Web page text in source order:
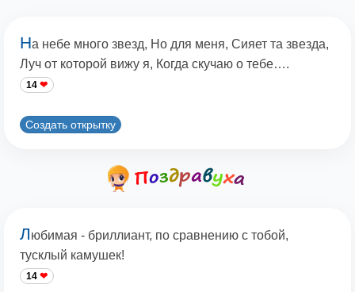
На небе много звезд, Но для меня, Сияет та звезда,
Луч от которой вижу я, Когда скучаю о тебе….
14
Создать открытку
Любимая - бриллиант, по сравнению с тобой,
тусклый камушек!
14